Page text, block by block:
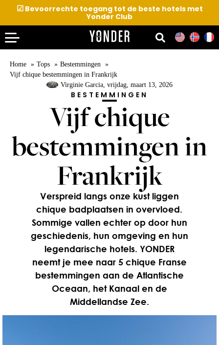
☑Bevoorrechte toegang tot de beste hotels met
Yonder Club
Home Tops
Bestemmingen
Vijf chique bestemmingen in Frankrijk
Virginie Garcia, vrijdag, maart 13, 2026
BESTEMMINGEN
Vijf chique
bestemmingen in
Frankrijk
Verspreid langs onze kust liggen
chique badplaatsen in overvloed.
Sommige vallen echter op door hun
geschiedenis, hun omgeving en hun
legendarische hotels. YONDER
neemt je mee naar 5 chique Franse
bestemmingen aan de Atlantische
Oceaan, het Kanaal en de
Middellandse Zee.